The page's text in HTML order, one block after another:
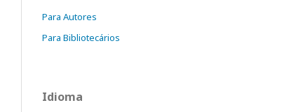
Para Autores
Para Bibliotecários
Idioma